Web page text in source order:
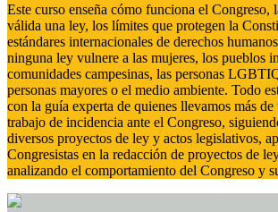
Este curso enseña cómo funciona el Congreso,
válida una ley, los límites que protegen la
estándares internacionales de derechos
ninguna ley vulnere a las mujeres, los pueblos
comunidades campesinas, las personas
personas mayores o el medio ambiente. Todo
con la guía experta de quienes llevamos más de
trabajo de incidencia ante el Congreso,
diversos proyectos de ley y actos legislativos,
Congresistas en la redacción de proyectos de
analizando el comportamiento del Congreso y